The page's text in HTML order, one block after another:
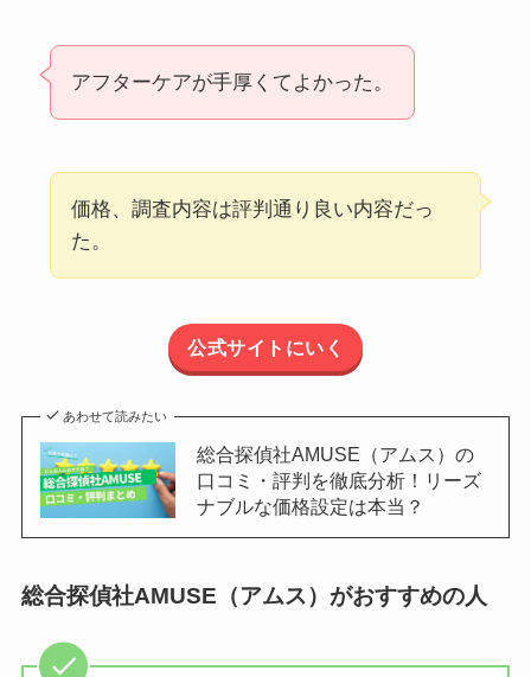
アフターケアが手厚くてよかった。
価格、調査内容は評判通り良い内容だっ
た。
公式サイトにいく
あわせて読みたい
総合探偵社AMUSE（アムス）の
口コミ・評判を徹底分析！リーズ
ナブルな価格設定は本当？
総合探偵社AMUSE（アムス）がおすすめの人